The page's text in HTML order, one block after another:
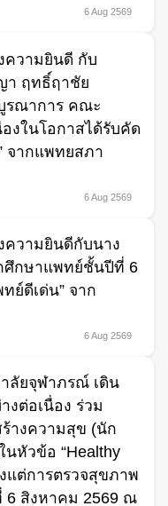
6 Aug 2569
ความยินดี กับ
า ฤทธิ์ฤาชัย
รณาการ คณะ
งในโอกาสได้รับคัด
จากแพทยสภา
6 Aug 2569
วามยินดีกับนาง
กษาแพทย์ชั้นปีที่ 6
ย์ดีเด่น” จาก
6 Aug 2569
ลัยจุฬาภรณ์ เดิน
งต่อเนื่อง ร่วม
ร้างความสุข (นัก
นหัวข้อ “Healthy
แต่การตรวจสุขภาพ
6 สิงหาคม 2569 ณ